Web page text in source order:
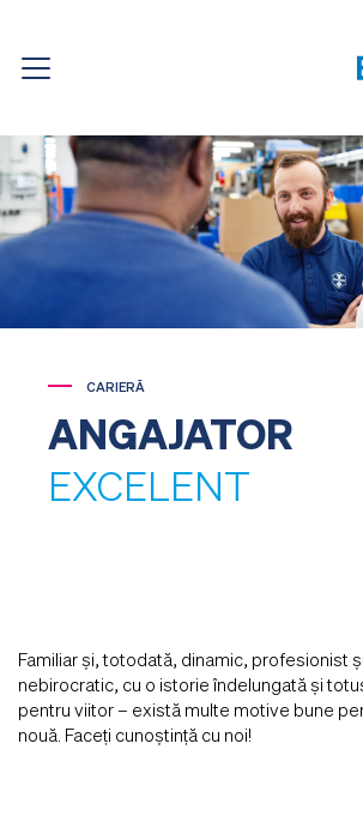
CARIERĂ
ANGAJATOR
EXCELENT
Familiar și, totodată, dinamic, profesionist
nebirocratic, cu o istorie îndelungată și
pentru viitor – există multe motive bune
nouă. Faceți cunoștință cu noi!